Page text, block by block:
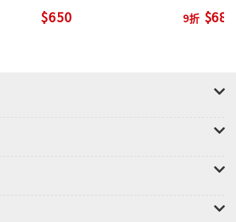
and Whiners
$650 9折 $684